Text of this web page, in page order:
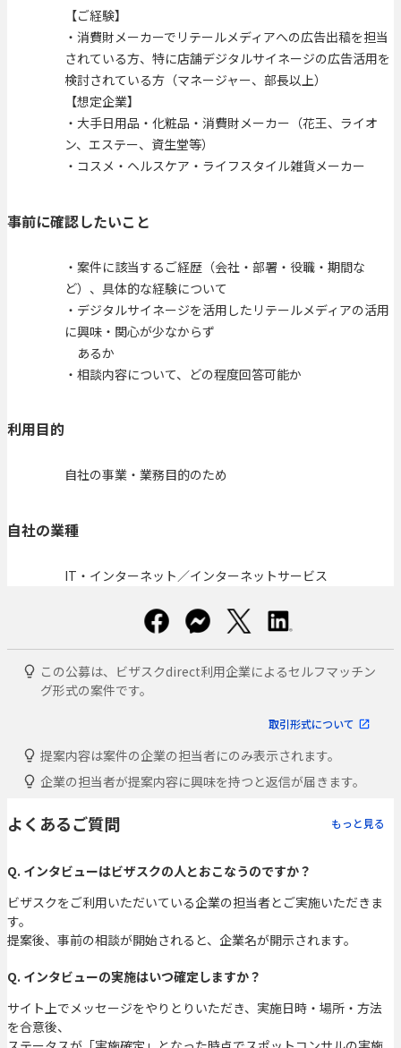
【ご経験】
・消費財メーカーでリテールメディアへの広告出稿を担当
されている方、特に店舗デジタルサイネージの広告活用を
検討されている方（マネージャー、部長以上）
【想定企業】
・大手日用品・化粧品・消費財メーカー（花王、ライオ
ン、エステー、資生堂等）
・コスメ・ヘルスケア・ライフスタイル雑貨メーカー
事前に確認したいこと
・案件に該当するご経歴（会社・部署・役職・期間な
ど）、具体的な経験について
・デジタルサイネージを活用したリテールメディアの活用
に興味・関心が少なからず
あるか
・相談内容について、どの程度回答可能か
利用目的
自社の事業・業務目的のため
自社の業種
IT・インターネット／インターネットサービス
この公募は、ビザスクdirect利用企業によるセルフマッチン
グ形式の案件です。
取引形式について
提案内容は案件の企業の担当者にのみ表示されます。
企業の担当者が提案内容に興味を持つと返信が届きます。
よくあるご質問 もっと見る
Q. インタビューはビザスクの人とおこなうのですか？
ビザスクをご利用いただいている企業の担当者とご実施いただきま
す。
提案後、事前の相談が開始されると、企業名が開示されます。
Q. インタビューの実施はいつ確定しますか？
サイト上でメッセージをやりとりいただき、実施日時・場所・方法
を合意後、